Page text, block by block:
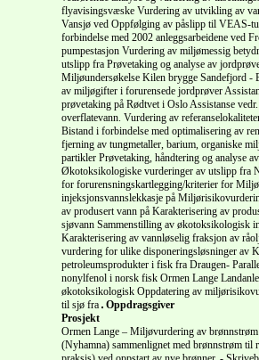
flyavisingsvæske Vurdering av utvikling av
Vansjø ved Oppfølging av påslipp til VEAS-
forbindelse med 2002 anleggsarbeidene ved
pumpestasjon Vurdering av miljømessig
utslipp fra Prøvetaking og analyse av
Miljøundersøkelse Kilen brygge Sandefjord -
av miljøgifter i forurensede jordprøver
prøvetaking på Rødtvet i Oslo Assistanse
overflatevann. Vurdering av
Bistand i forbindelse med optimalisering av
fjerning av tungmetaller, barium, organiske
partikler Prøvetaking, håndtering og analyse
Økotoksikologiske vurderinger av utslipp fra
for forurensningskartlegging/kriterier for
injeksjonsvannslekkasje på
av produsert vann på Karakterisering av
sjøvann Sammenstilling av økotoksikologisk
Karakterisering av vannløselig fraksjon av
vurdering for ulike disponeringsløsninger av
petroleumsprodukter i fisk fra Draugen-
nonylfenol i norsk fisk Ormen Lange
økotoksikologisk Oppdatering av
til sjø fra Oppdragsgiver
Prosjekt
Ormen Lange – Miljøvurdering av
(Nyhamna) sammenlignet med brønnstrøm til